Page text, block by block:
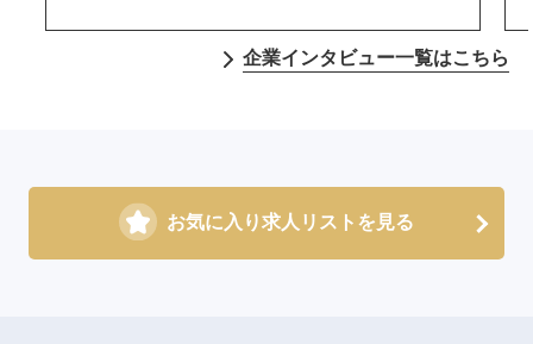
企業インタビュー一覧はこちら
お気に入り求人リストを見る